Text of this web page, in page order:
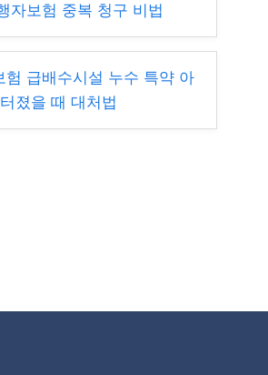
자보험 중복 청구 비법
험 급배수시설 누수 특약 아
졌을 때 대처법